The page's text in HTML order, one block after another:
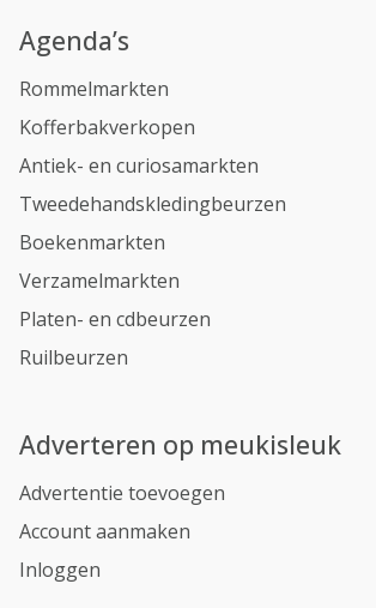
Agenda’s
Rommelmarkten
Kofferbakverkopen
Antiek- en curiosamarkten
Tweedehandskledingbeurzen
Boekenmarkten
Verzamelmarkten
Platen- en cdbeurzen
Ruilbeurzen
Adverteren op meukisleuk
Advertentie toevoegen
Account aanmaken
Inloggen